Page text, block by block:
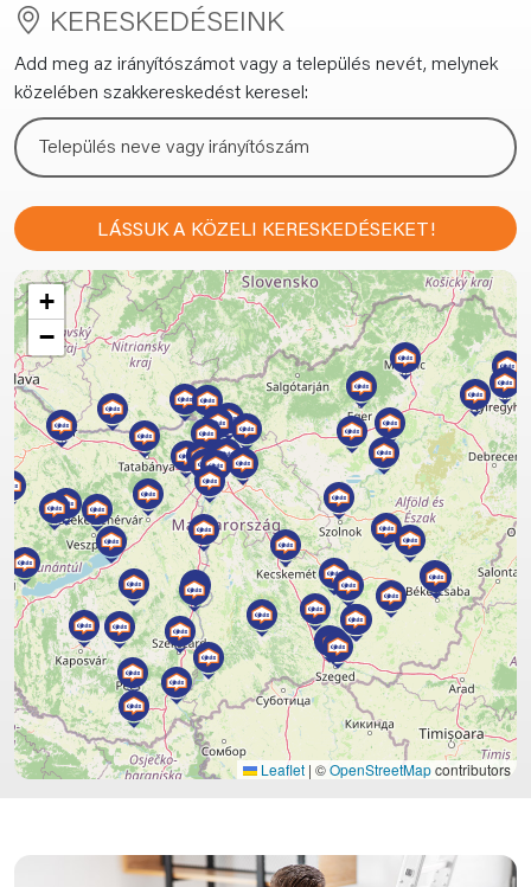
KERESKEDÉSEINK
Add meg az irányítószámot vagy a település nevét, melynek
közelében szakkereskedést keresel:
LÁSSUK A KÖZELI KERESKEDÉSEKET!
+
−
Leaflet | ©OpenStreetMapcontributors